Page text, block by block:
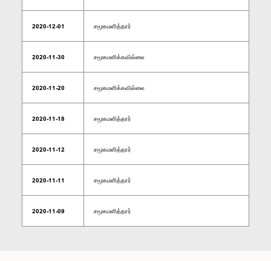
2020-12-01 சமூகமளித்தார்
2020-11-30 சமூகமளிக்கவில்லை
2020-11-20 சமூகமளிக்கவில்லை
2020-11-18 சமூகமளித்தார்
2020-11-12 சமூகமளித்தார்
2020-11-11 சமூகமளித்தார்
2020-11-09 சமூகமளித்தார்